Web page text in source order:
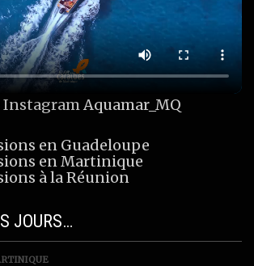
InstagramAquamar_MQ
en Guadeloupe
en Martinique
à la Réunion
JOURS…